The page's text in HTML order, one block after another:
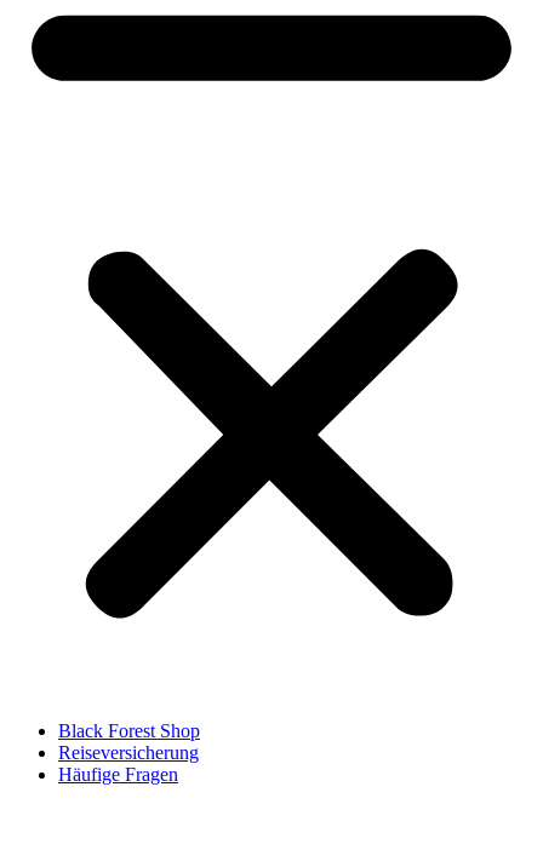
Black Forest Shop
Reiseversicherung
Häufige Fragen